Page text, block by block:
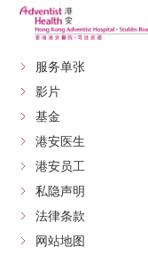
服务单张
影片
基金
港安医生
港安员工
私隐声明
法律条款
网站地图